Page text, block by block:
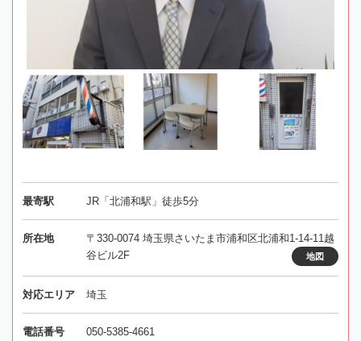
最寄駅 JR「北浦和駅」徒歩5分
所在地
〒330-0074 埼玉県さいたま市浦和区北浦和1-14-11越
谷ビル2F
地図
対応エリア 埼玉
電話番号 050-5385-4661